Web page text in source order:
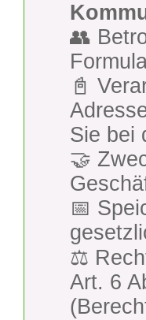
👥
📓
Sie bei
🤝
📅
⚖️
Art. 6